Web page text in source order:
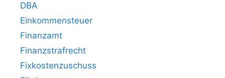
DBA
Einkommensteuer
Finanzamt
Finanzstrafrecht
Fixkostenzuschuss